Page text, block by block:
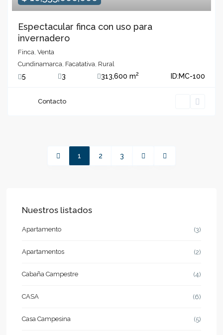
Espectacular finca con uso para
invernadero
Finca ,Venta
Cundinamarca Facatativa Rural
5 3 313,600 m2 ID:MC-100
Contacto
1 2 3
Nuestros listados
Apartamento (3)
Apartamentos (2)
Cabaña Campestre (4)
CASA (6)
Casa Campesina (5)